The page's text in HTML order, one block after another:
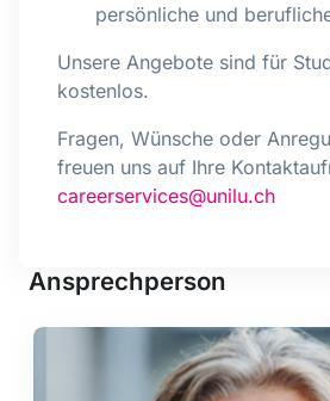
persönliche und
Unsere Angebote sind für
kostenlos.
Fragen, Wünsche oder
freuen uns auf Ihre
careerservices@unilu.ch
Ansprechperson